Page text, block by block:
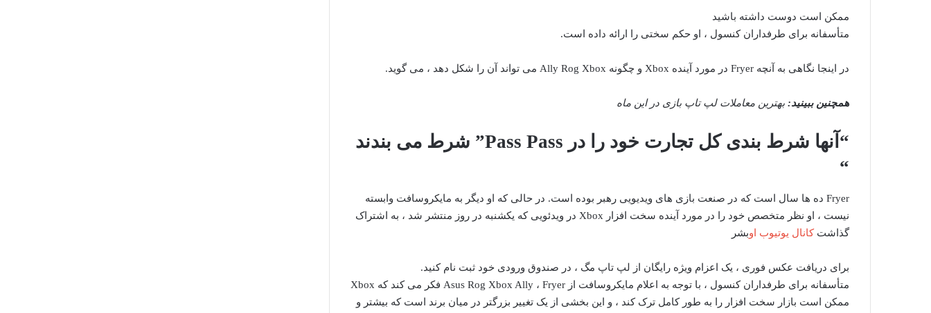
ممکن است دوست داشته باشید
متأسفانه برای طرفداران کنسول ، او حکم سختی را ارائه داده است.
در اینجا نگاهی به آنچه Fryer در مورد آینده Xbox و چگونه Ally Rog Xbox می تواند آن را شکل دهد ، می گوید.
همچنین ببینید: بهترین معاملات لپ تاپ بازی در این ماه
“آنها شرط بندی کل تجارت خود را در Pass Pass” شرط می بندند
“
Fryer ده ها سال است که در صنعت بازی های ویدیویی رهبر بوده است. در حالی که او دیگر به مایکروسافت وابسته
نیست ، او نظر متخصص خود را در مورد آینده سخت افزار Xbox در ویدئویی که یکشنبه در روز منتشر شد ، به اشتراک
گذاشتکانال یوتیوب اوبشر
برای دریافت عکس فوری ، یک اعزام ویژه رایگان از لپ تاپ مگ ، در صندوق ورودی خود ثبت نام کنید.
متأسفانه برای طرفداران کنسول ، با توجه به اعلام مایکروسافت از Asus Rog Xbox Ally ، Fryer فکر می کند که Xbox
ممکن است بازار سخت افزار را به طور کامل ترک کند ، و این بخشی از یک تغییر بزرگتر در میان برند است که بیشتر و